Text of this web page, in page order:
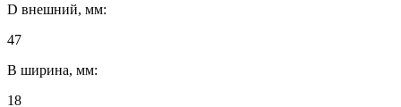
D внешний, мм:
47
B ширина, мм:
18